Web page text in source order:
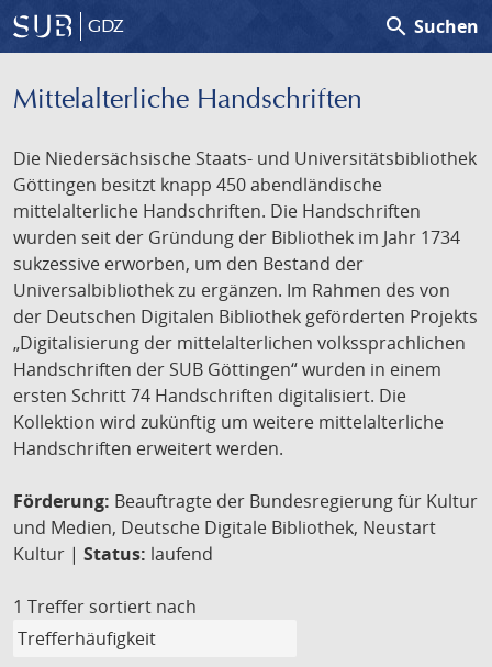
GDZ search Suchen
Mittelalterliche Handschriften
Die Niedersächsische Staats- und Universitätsbibliothek
Göttingen besitzt knapp 450 abendländische
mittelalterliche Handschriften. Die Handschriften
wurden seit der Gründung der Bibliothek im Jahr 1734
sukzessive erworben, um den Bestand der
Universalbibliothek zu ergänzen. Im Rahmen des von
der Deutschen Digitalen Bibliothek geförderten Projekts
„Digitalisierung der mittelalterlichen volkssprachlichen
Handschriften der SUB Göttingen“ wurden in einem
ersten Schritt 74 Handschriften digitalisiert. Die
Kollektion wird zukünftig um weitere mittelalterliche
Handschriften erweitert werden.
Förderung: Beauftragte der Bundesregierung für Kultur
und Medien, Deutsche Digitale Bibliothek, Neustart
Kultur | Status: laufend
1 Treffer sortiert nach